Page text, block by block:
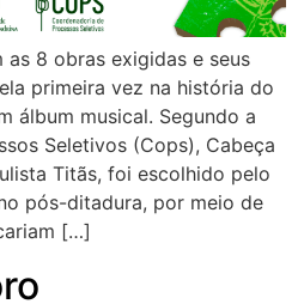
as 8 obras exigidas e seus
primeira vez na história do
álbum musical. Segundo a
Seletivos (Cops), Cabeça
Titãs, foi escolhido pelo
pós-ditadura, por meio de
[…]